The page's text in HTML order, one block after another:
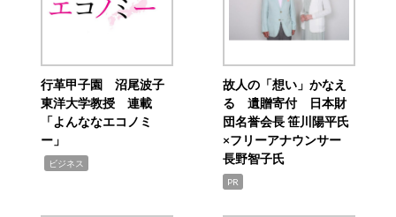
行革甲子園 沼尾波子
東洋大学教授 連載
「よんななエコノミ
ー」
ビジネス
故人の「想い」かなえ
る 遺贈寄付 日本財
団名誉会長 笹川陽平氏
×フリーアナウンサー
長野智子氏
PR